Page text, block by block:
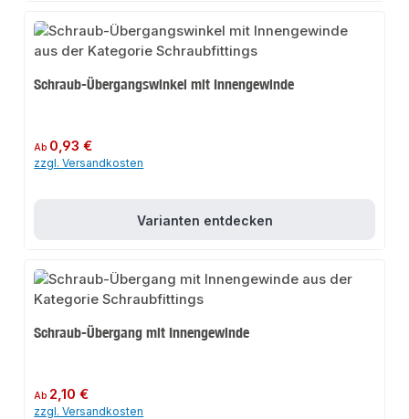
Schraub-Übergangswinkel mit Innengewinde
Regulärer Preis:
Ab 0,93 €
zzgl. Versandkosten
Varianten entdecken
Schraub-Übergang mit Innengewinde
Regulärer Preis:
Ab 2,10 €
zzgl. Versandkosten